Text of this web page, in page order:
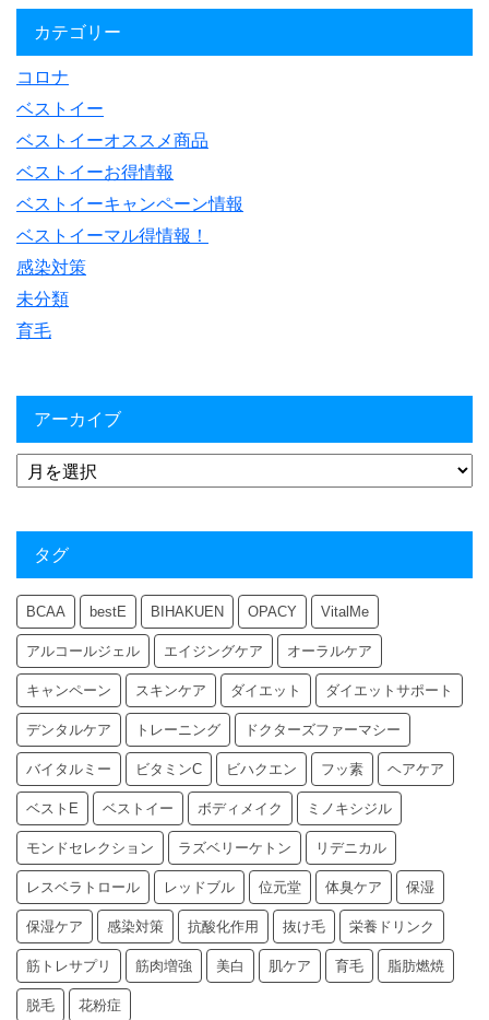
カテゴリー
コロナ
ベストイー
ベストイーオススメ商品
ベストイーお得情報
ベストイーキャンペーン情報
ベストイーマル得情報！
感染対策
未分類
育毛
アーカイブ
タグ
BCAA bestE BIHAKUEN OPACY VitalMe
アルコールジェル エイジングケア オーラルケア
キャンペーン スキンケア ダイエット ダイエットサポート
デンタルケア トレーニング ドクターズファーマシー
バイタルミー ビタミンC ビハクエン フッ素 ヘアケア
ベストE ベストイー ボディメイク ミノキシジル
モンドセレクション ラズベリーケトン リデニカル
レスベラトロール レッドブル 位元堂 体臭ケア 保湿
保湿ケア 感染対策 抗酸化作用 抜け毛 栄養ドリンク
筋トレサプリ 筋肉増強 美白 肌ケア 育毛 脂肪燃焼
脱毛 花粉症